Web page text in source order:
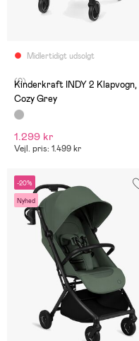
Midlertidigt udsolgt
(0)
Kinderkraft INDY 2 Klapvogn,
Cozy Grey
1.299 kr
Vejl. pris: 1.499 kr
-20%
Nyhed